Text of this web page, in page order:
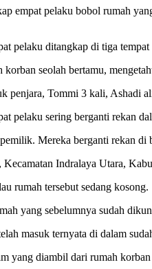
pelaku bobol rumah
ditangkap di tiga
seolah bertamu,
penjara, Tommi 3 kali, Ashadi
pelaku sering berganti rekan
Mereka berganti rekan di
Indralaya Utara,
rumah tersebut sedang kosong.
yang sebelumnya sudah
masuk ternyata di dalam
yang diambil dari rumah